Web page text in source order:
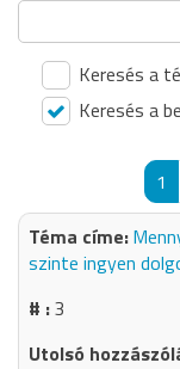
Keresés a
Keresés a
1
szinte ingyen
3